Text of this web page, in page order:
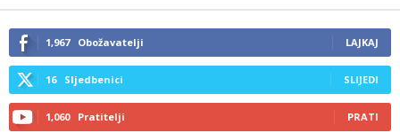
email…
1,967 Obožavatelji LAJKAJ
16 Sljedbenici SLIJEDI
1,060 Pratitelji PRATI